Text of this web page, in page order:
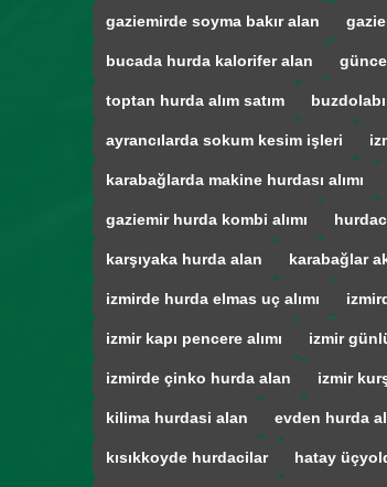
gaziemirde soyma bakır alan
bucada hurda kalorifer alan
toptan hurda alım satım
ayrancılarda sokum kesim işleri
karabağlarda makine hurdası alımı
gaziemir hurda kombi alımı
karşıyaka hurda alan karabağlar
izmirde hurda elmas uç alımı
izmir kapı pencere alımı izmir
izmirde çinko hurda alan izmir
kilima hurdasi alan evden hurda
kısıkkoyde hurdacilar hatay